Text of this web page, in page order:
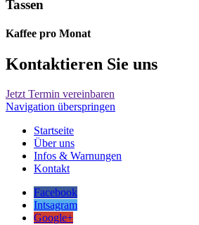
Tassen
Kaffee pro Monat
Kontaktieren Sie uns
Jetzt Termin vereinbaren
Navigation überspringen
Startseite
Über uns
Infos & Warnungen
Kontakt
Facebook
Intsagram
Google+